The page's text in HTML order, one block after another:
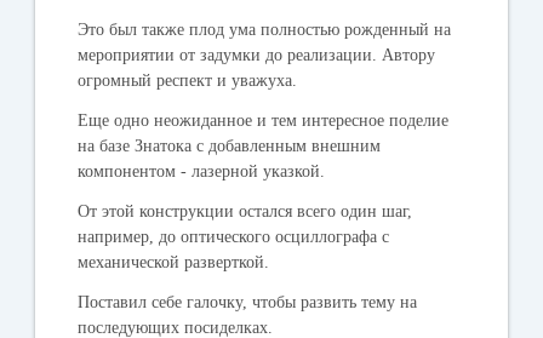
Это был также плод ума полностью рожденный на
мероприятии от задумки до реализации. Автору
огромный респект и уважуха.
Еще одно неожиданное и тем интересное поделие
на базе Знатока с добавленным внешним
компонентом - лазерной указкой.
От этой конструкции остался всего один шаг,
например, до оптического осциллографа с
механической разверткой.
Поставил себе галочку, чтобы развить тему на
последующих посиделках.